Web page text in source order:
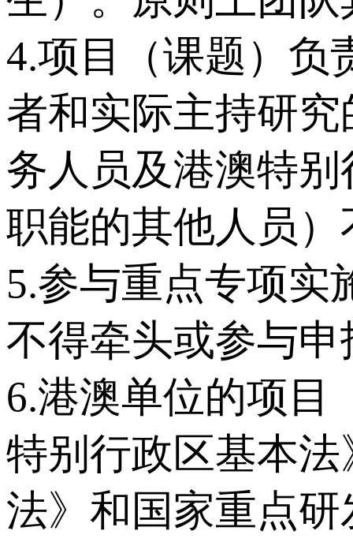
4.项目（课题）负
者和实际主持研
务人员及港澳特
职能的其他人员
5.参与重点专项实
不得牵头或参与
6.港澳单位的项目
特别行政区基本
法》和国家重点